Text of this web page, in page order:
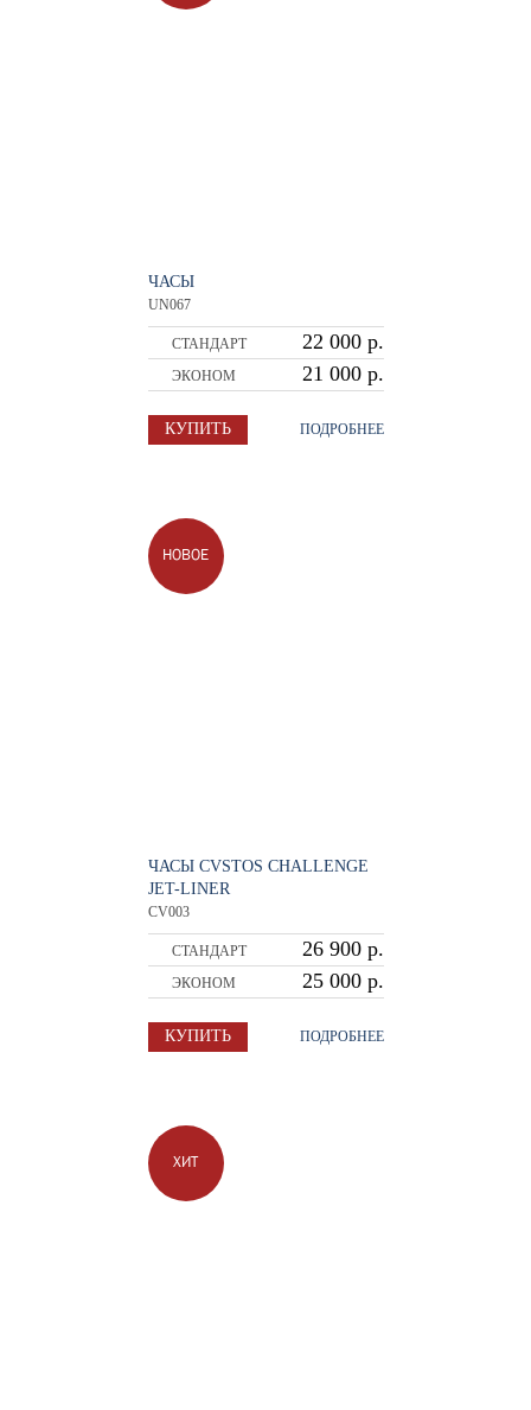
ЧАСЫ
UN067
СТАНДАРТ 22 000 р.
ЭКОНОМ 21 000 р.
ПОДРОБНЕЕ
КУПИТЬ
НОВОЕ
ЧАСЫ CVSTOS CHALLENGE
JET-LINER
CV003
СТАНДАРТ 26 900 р.
ЭКОНОМ 25 000 р.
ПОДРОБНЕЕ
КУПИТЬ
ХИТ